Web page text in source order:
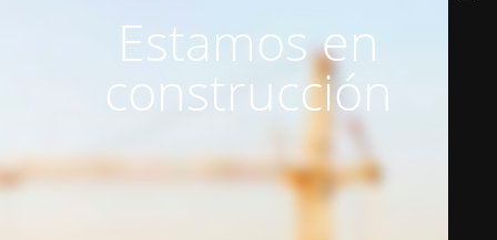
Estamos en
construcción